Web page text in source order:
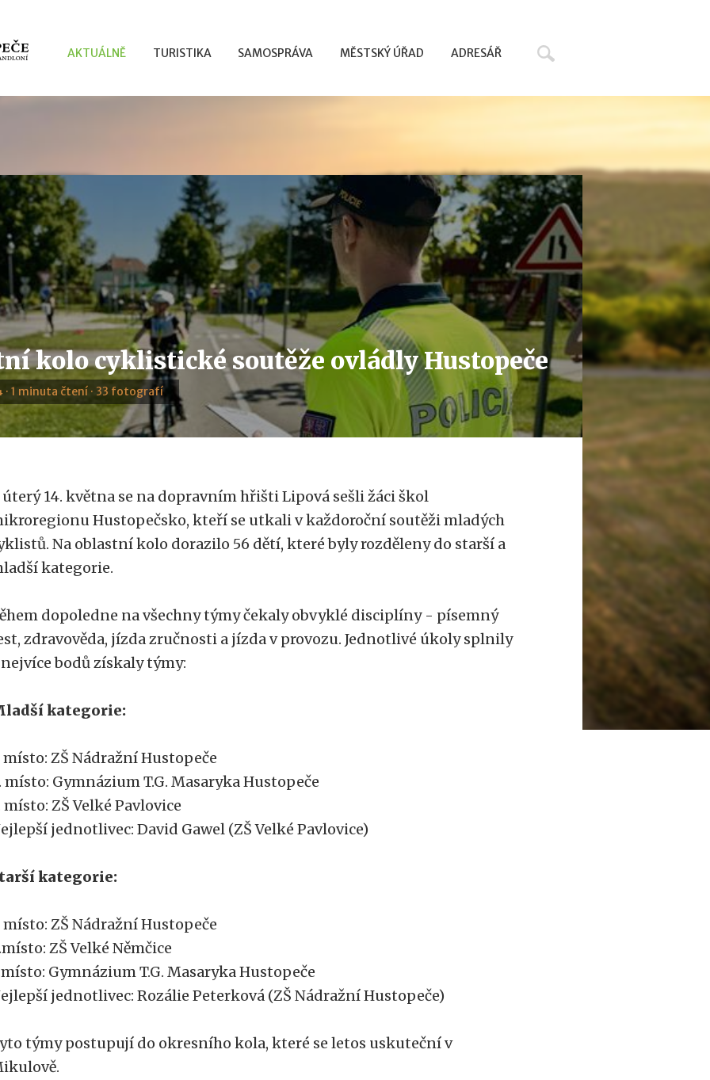
AKTUÁLNĚ TURISTIKA SAMOSPRÁVA MĚSTSKÝ ÚŘAD ADRESÁŘ
kolo cyklistické soutěže ovládly Hustopeče
· 1 minuta čtení · 33 fotografí
úterý 14. května se na dopravním hřišti Lipová sešli žáci škol
Hustopečsko, kteří se utkali v každoroční soutěži mladých
Na oblastní kolo dorazilo 56 dětí, které byly rozděleny do starší a
kategorie.
dopoledne na všechny týmy čekaly obvyklé disciplíny - písemný
zdravověda, jízda zručnosti a jízda v provozu. Jednotlivé úkoly splnily
bodů získaly týmy:
kategorie:
místo: ZŠ Nádražní Hustopeče
místo: Gymnázium T.G. Masaryka Hustopeče
místo: ZŠ Velké Pavlovice
jednotlivec: David Gawel (ZŠ Velké Pavlovice)
kategorie:
místo: ZŠ Nádražní Hustopeče
ZŠ Velké Němčice
Gymnázium T.G. Masaryka Hustopeče
jednotlivec: Rozálie Peterková (ZŠ Nádražní Hustopeče)
týmy postupují do okresního kola, které se letos uskuteční v